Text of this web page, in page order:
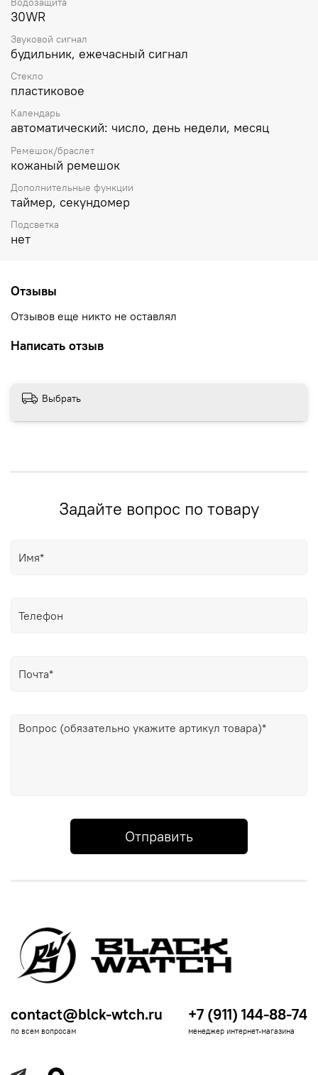
30WR
Звуковой сигнал
будильник, ежечасный сигнал
Стекло
пластиковое
Календарь
автоматический: число, день недели, месяц
Ремешок/браслет
кожаный ремешок
Дополнительные функции
таймер, секундомер
Подсветка
нет
Отзывы
Отзывов еще никто не оставлял
Написать отзыв
Выбрать
Задайте вопрос по товару
Отправить
contact@blck-wtch.ru
по всем вопросам
+7 (911) 144-88-74
менеджер интернет-магазина